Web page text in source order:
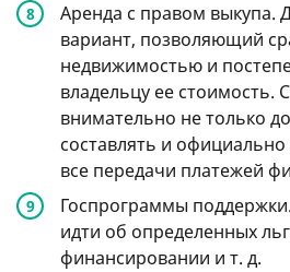
Аренда с правом выкупа.
вариант, позволяющий
недвижимостью и
владельцу ее стоимость.
внимательно не только
составлять и официально
все передачи платежей
Госпрограммы
идти об определенных
финансировании и т. д.